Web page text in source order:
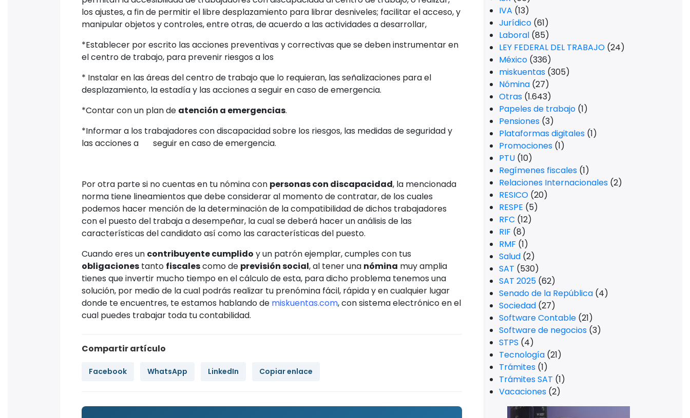
los ajustes, a fin de permitir el libre desplazamiento para librar desniveles; facilitar el acceso, y
manipular objetos y controles, entre otras, de acuerdo a las actividades a desarrollar,
*Establecer por escrito las acciones preventivas y correctivas que se deben instrumentar en
el centro de trabajo, para prevenir riesgos a los
* Instalar en las áreas del centro de trabajo que lo requieran, las señalizaciones para el
desplazamiento, la estadía y las acciones a seguir en caso de emergencia.
*Contar con un plan de atención a emergencias.
*Informar a los trabajadores con discapacidad sobre los riesgos, las medidas de seguridad y
las acciones a seguir en caso de emergencia.
Por otra parte si no cuentas en tu nómina con personas con discapacidad, la mencionada
norma tiene lineamientos que debe considerar al momento de contratar, de los cuales
podemos hacer mención de la determinación de la compatibilidad de dichos trabajadores
con el puesto del trabaja a desempeñar, la cual se deberá hacer un análisis de las
características del candidato así como las características del puesto.
Cuando eres un contribuyente cumplido y un patrón ejemplar, cumples con tus
obligaciones tanto fiscalescomo de previsión social, al tener una nómina muy amplia
tienes que invertir mucho tiempo en el cálculo de esta, para dicho problema tenemos una
solución, por medio de la cual podrás realizar tu prenómina fácil, rápida y en cualquier lugar
donde te encuentres, te estamos hablando de miskuentas.com, con sistema electrónico en el
cual puedes trabajar toda tu contabilidad.
Compartir artículo
Facebook WhatsApp LinkedIn Copiar enlace
IVA (13)
Jurídico (61)
Laboral (85)
LEY FEDERAL DEL TRABAJO (24)
México (336)
miskuentas (305)
Nómina (27)
Otras (1.643)
Papeles de trabajo (1)
Pensiones (3)
Plataformas digitales (1)
Promociones (1)
PTU (10)
Regímenes fiscales (1)
Relaciones Internacionales (2)
RESICO (20)
RESPE (5)
RFC (12)
RIF (8)
RMF (1)
Salud (2)
SAT (530)
SAT 2025 (62)
Senado de la República (4)
Sociedad (27)
Software Contable (21)
Software de negocios (3)
STPS (4)
Tecnología (21)
Trámites (1)
Trámites SAT (1)
Vacaciones (2)